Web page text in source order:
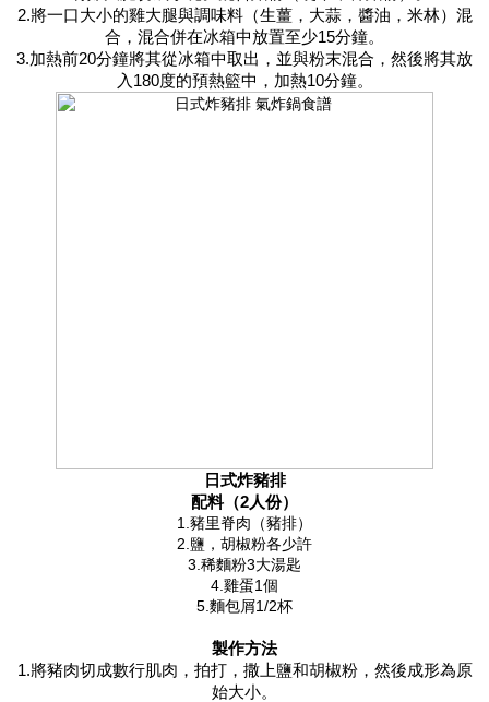
2.將一口大小的雞大腿與調味料（生薑，大蒜，醬油，米林）混
合，混合併在冰箱中放置至少15分鐘。
3.加熱前20分鐘將其從冰箱中取出，並與粉末混合，然後將其放
入180度的預熱籃中，加熱10分鐘。
日式炸豬排
配料（2人份）
1.豬里脊肉（豬排）
2.鹽，胡椒粉各少許
3.稀麵粉3大湯匙
4.雞蛋1個
5.麵包屑1/2杯
製作方法
1.將豬肉切成數行肌肉，拍打，撒上鹽和胡椒粉，然後成形為原
始大小。